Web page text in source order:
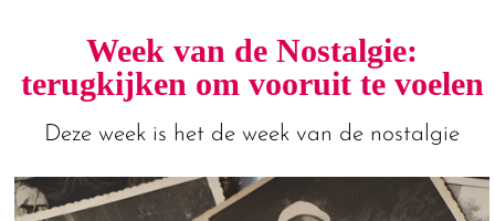
Week van de Nostalgie:
terugkijken om vooruit te voelen
Deze week is het de week van de nostalgie